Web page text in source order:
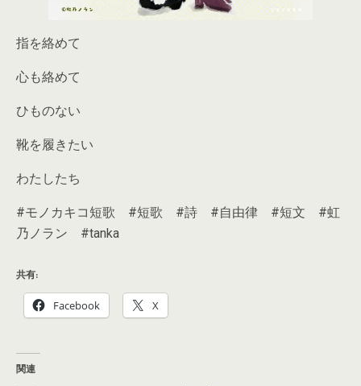
指を絡めて
心も絡めて
ひものない
靴を履きたい
わたしたち
#モノカキコ短歌 #短歌 #詩 #自由律 #短文 #虹
乃ノラン #tanka
共有:
Facebook X
関連